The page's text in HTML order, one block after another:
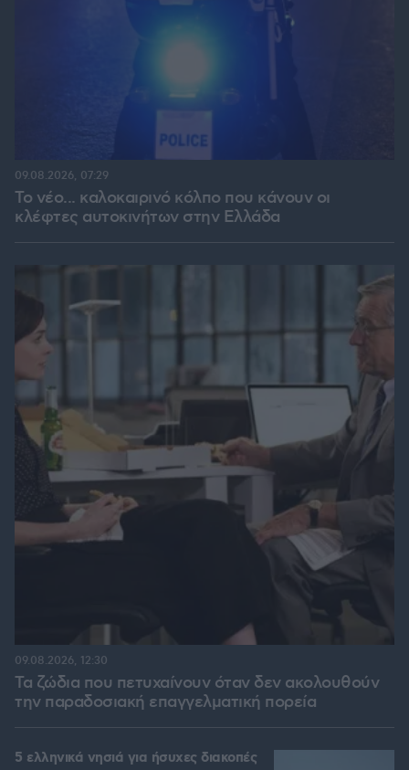
Το νέο... καλοκαιρινό κόλπο που κάνουν οι
κλέφτες αυτοκινήτων στην Ελλάδα
09.08.2026, 07:29
Τα ζώδια που πετυχαίνουν όταν δεν ακολουθούν
την παραδοσιακή επαγγελματική πορεία
09.08.2026, 12:30
5 ελληνικά νησιά για ήσυχες διακοπές